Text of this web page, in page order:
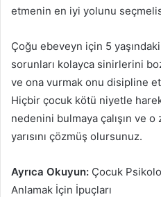
etmenin en iyi yolunu
Çoğu ebeveyn için 5
sorunları kolayca sinirlerini
ve ona vurmak onu disipline
Hiçbir çocuk kötü niyetle
nedenini bulmaya çalışın ve
yarısını çözmüş olursunuz.
Ayrıca Okuyun: Çocuk
Anlamak İçin İpuçları